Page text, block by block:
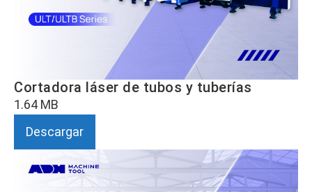
Cortadora láser de tubos y tuberías
1.64 MB
Descargar